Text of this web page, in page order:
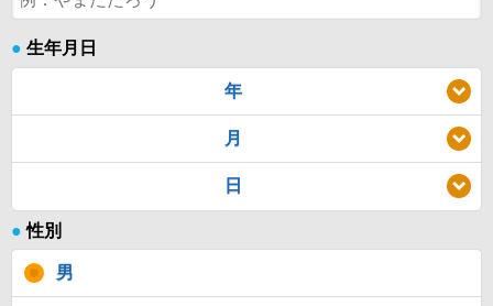
● 生年月日
年
月
日
● 性別
男